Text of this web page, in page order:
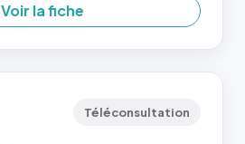
Voir la fiche
Téléconsultation